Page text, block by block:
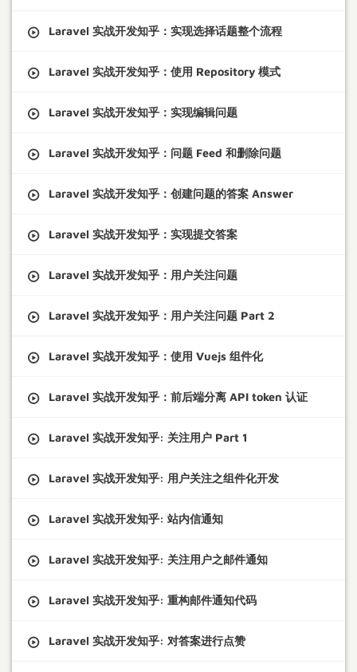
Laravel 实战开发知乎：实现选择话题整个流程
Laravel 实战开发知乎：使用 Repository 模式
Laravel 实战开发知乎：实现编辑问题
Laravel 实战开发知乎：问题 Feed 和删除问题
Laravel 实战开发知乎：创建问题的答案 Answer
Laravel 实战开发知乎：实现提交答案
Laravel 实战开发知乎：用户关注问题
Laravel 实战开发知乎：用户关注问题 Part 2
Laravel 实战开发知乎：使用 Vuejs 组件化
Laravel 实战开发知乎：前后端分离 API token 认证
Laravel 实战开发知乎: 关注用户 Part 1
Laravel 实战开发知乎: 用户关注之组件化开发
Laravel 实战开发知乎: 站内信通知
Laravel 实战开发知乎: 关注用户之邮件通知
Laravel 实战开发知乎: 重构邮件通知代码
Laravel 实战开发知乎: 对答案进行点赞